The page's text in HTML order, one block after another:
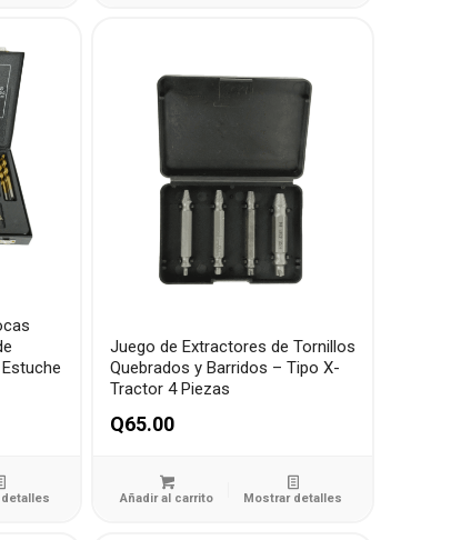
Juego de Extractores de Tornillos
Quebrados y Barridos – Tipo X-
Tractor 4 Piezas
Q65.00
Añadir al carrito Mostrar detalles